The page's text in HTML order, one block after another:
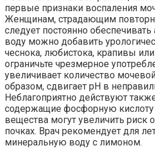
первые признаки воспаления
Женщинам, страдающим
следует постоянно
воду можно добавить
чеснока, любистока, крапивы
ограничьте чрезмерное
увеличивает количество
образом, сдвигает pH в
Неблагоприятно действуют
содержащие фосфорную кислоту
вещества могут увеличить риск
почках. Врач рекомендует для
минеральную воду с лимоном.